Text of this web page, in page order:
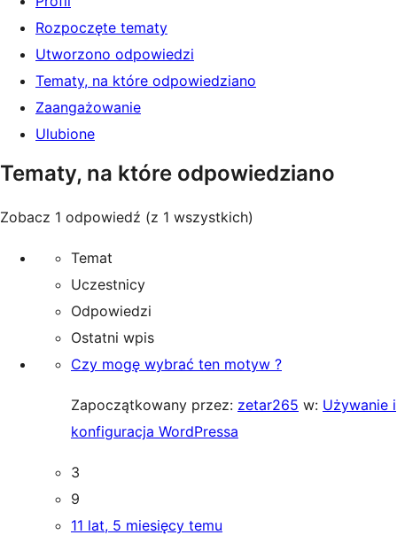
Rozpoczęte tematy
Utworzono odpowiedzi
Tematy, na które odpowiedziano
Zaangażowanie
Ulubione
Tematy, na które odpowiedziano
Zobacz 1 odpowiedź (z 1 wszystkich)
Temat
Uczestnicy
Odpowiedzi
Ostatni wpis
Czy mogę wybrać ten motyw ?
Zapoczątkowany przez: zetar265 w: Używanie i
konfiguracja WordPressa
3
9
11 lat, 5 miesięcy temu